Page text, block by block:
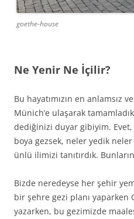
goethe-house
Ne Yenir Ne İçilir?
Bu hayatımızın en anlamsız
Münich’e ulaşarak
dediğinizi duyar gibiyim.
boya gezsek, neler yedik
ünlü ilimizi tanıtırdık.
Bizde neredeyse her şehir
bir şehre gezi planı yaparken
yazarken, bu gezimizde